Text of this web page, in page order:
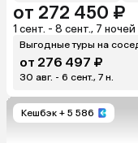
от 272 450 ₽
1 сент. - 8 сент., 7 ночей
Выгодные туры на
от 276 497 ₽
30 авг. - 6 сент., 7 н.
Кешбэк + 5 586